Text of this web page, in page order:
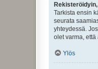
Tarkista ensin
seurata
yhteydessä.
olet varma,
Ylös